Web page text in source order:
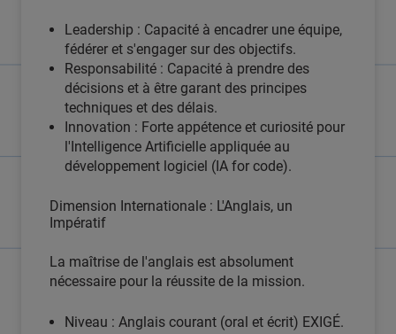
Leadership : Capacité à encadrer une équipe,
fédérer et s'engager sur des objectifs.
Responsabilité : Capacité à prendre des
décisions et à être garant des principes
techniques et des délais.
Innovation : Forte appétence et curiosité pour
l'Intelligence Artificielle appliquée au
développement logiciel (IA for code).
Dimension Internationale : L'Anglais, un
Impératif
La maîtrise de l'anglais est absolument
nécessaire pour la réussite de la mission.
Niveau : Anglais courant (oral et écrit) EXIGÉ.